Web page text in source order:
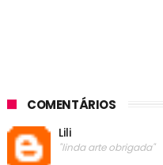
COMENTÁRIOS
Lili
"linda arte obrigada"